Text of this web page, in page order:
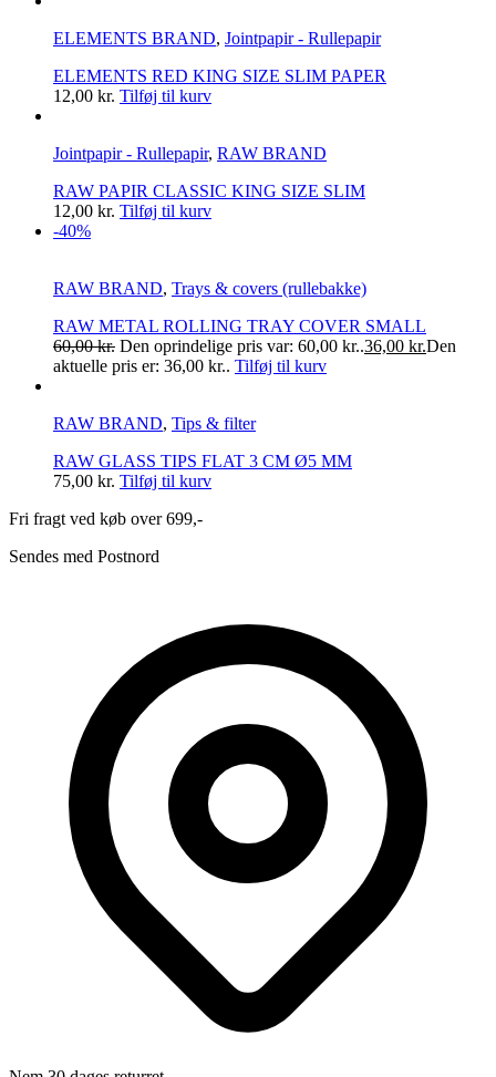
ELEMENTS BRAND, Jointpapir - Rullepapir
ELEMENTS RED KING SIZE SLIM PAPER
12,00 kr. Tilføj til kurv
Jointpapir - Rullepapir, RAW BRAND
RAW PAPIR CLASSIC KING SIZE SLIM
12,00 kr. Tilføj til kurv
-40%
RAW BRAND, Trays & covers (rullebakke)
RAW METAL ROLLING TRAY COVER SMALL
60,00kr. Den oprindelige pris var: 60,00 kr..36,00 kr.Den
aktuelle pris er: 36,00 kr.. Tilføj til kurv
RAW BRAND, Tips & filter
RAW GLASS TIPS FLAT 3 CM Ø5 MM
75,00 kr. Tilføj til kurv
Fri fragt ved køb over 699,-
Sendes med Postnord